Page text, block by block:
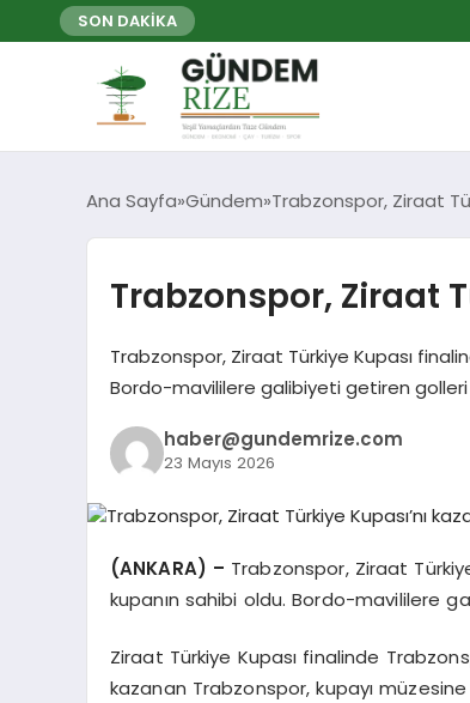
SON DAKİKA
Ana Sayfa Gündem Trabzonspor, Ziraat
Trabzonspor, Ziraat
Trabzonspor, Ziraat Türkiye Kupası
Bordo-mavililere galibiyeti getiren
haber@gundemrize.com
23 Mayıs 2026
(ANKARA) – Trabzonspor, Ziraat
kupanın sahibi oldu. Bordo-mavililere
Ziraat Türkiye Kupası finalinde
kazanan Trabzonspor, kupayı